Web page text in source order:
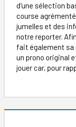
d'une sélection
course
jumelles et des
notre reporter.
fait également sa
un prono original
jouer car, pour